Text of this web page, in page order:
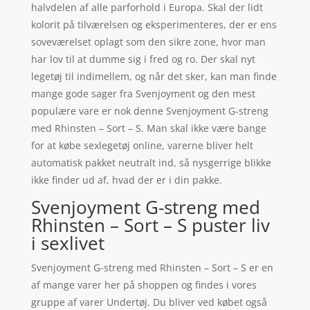
halvdelen af alle parforhold i Europa. Skal der lidt
kolorit på tilværelsen og eksperimenteres, der er ens
soveværelset oplagt som den sikre zone, hvor man
har lov til at dumme sig i fred og ro. Der skal nyt
legetøj til indimellem, og når det sker, kan man finde
mange gode sager fra Svenjoyment og den mest
populære vare er nok denne Svenjoyment G-streng
med Rhinsten – Sort – S. Man skal ikke være bange
for at købe sexlegetøj online, varerne bliver helt
automatisk pakket neutralt ind, så nysgerrige blikke
ikke finder ud af, hvad der er i din pakke.
Svenjoyment G-streng med
Rhinsten – Sort – S puster liv
i sexlivet
Svenjoyment G-streng med Rhinsten – Sort – S er en
af mange varer her på shoppen og findes i vores
gruppe af varer Undertøj. Du bliver ved købet også